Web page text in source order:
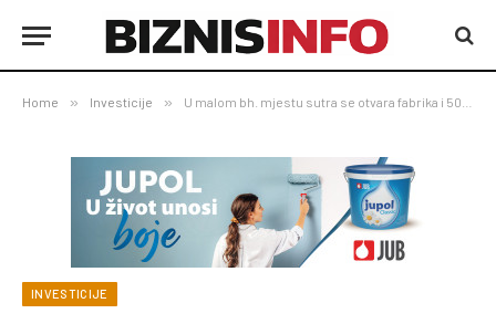
Home » Investicije » U malom bh. mjestu sutra se otvara fabrika i 50 radnih mjesta
INVESTICIJE